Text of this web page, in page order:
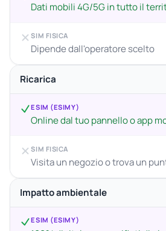
Dati mobili 4G/5G in tutto il
SIM FISICA
Dipende dall'operatore scelto
Ricarica
ESIM (ESIMY)
Online dal tuo pannello o app
SIM FISICA
Visita un negozio o trova un
Impatto ambientale
ESIM (ESIMY)